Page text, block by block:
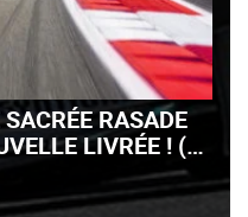
RASADE
LIVRÉE ! (+